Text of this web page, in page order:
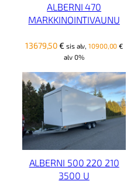
ALBERNI 470
MARKKINOINTIVAUNU
13679,50€ sis alv,10900,00€
alv 0%
ALBERNI 500 220 210
3500 U